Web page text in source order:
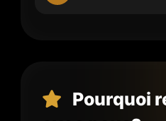
Pourquoi